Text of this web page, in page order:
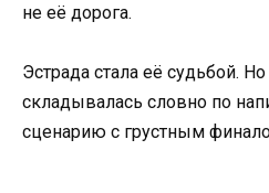
не её дорога.
Эстрада стала её судьбой.
складывалась словно по
сценарию с грустным